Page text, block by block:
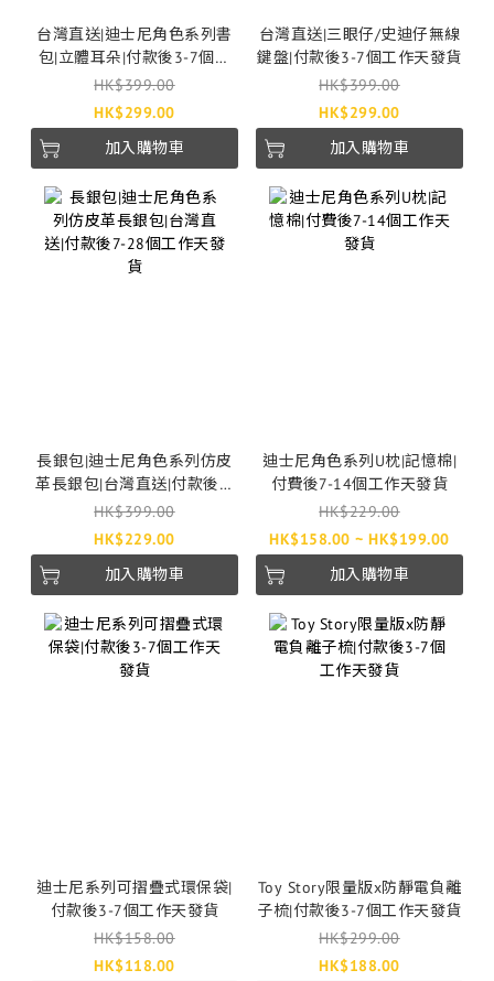
台灣直送|迪士尼角色系列書
包|立體耳朵|付款後3-7個工
作天發貨
HK$399.00
HK$299.00
加入購物車
台灣直送|三眼仔/史迪仔無線
鍵盤|付款後3-7個工作天發貨
HK$399.00
HK$299.00
加入購物車
長銀包|迪士尼角色系列仿皮
革長銀包|台灣直送|付款後7-
28個工作天發貨
HK$399.00
HK$229.00
加入購物車
迪士尼角色系列U枕|記憶棉|
付費後7-14個工作天發貨
HK$229.00
HK$158.00 ~ HK$199.00
加入購物車
迪士尼系列可摺疊式環保袋|
付款後3-7個工作天發貨
HK$158.00
HK$118.00
Toy Story限量版x防靜電負離
子梳|付款後3-7個工作天發貨
HK$299.00
HK$188.00